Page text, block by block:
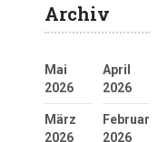
Archiv
Mai
2026
April
2026
März
2026
Februar
2026